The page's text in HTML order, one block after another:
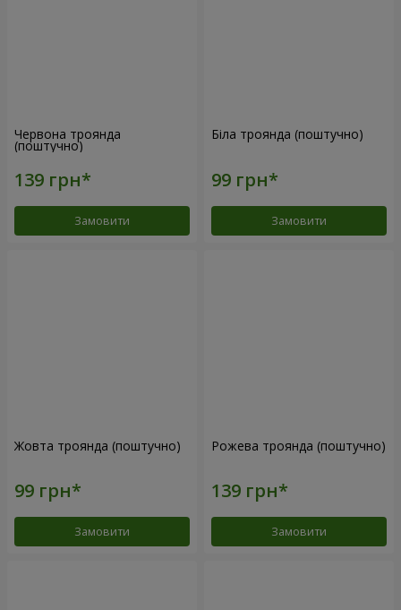
Червона троянда
(поштучно)
Замовити
Біла троянда (поштучно)
Замовити
Жовта троянда (поштучно)
Замовити
Рожева троянда (поштучно)
Замовити